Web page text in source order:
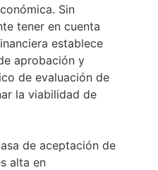
Sin
tener en cuenta
establece
aprobación y
de evaluación de
la viabilidad de
de aceptación de
alta en